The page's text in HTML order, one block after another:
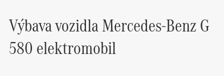
Výbava vozidlaMercedes-BenzG
580 elektromobil